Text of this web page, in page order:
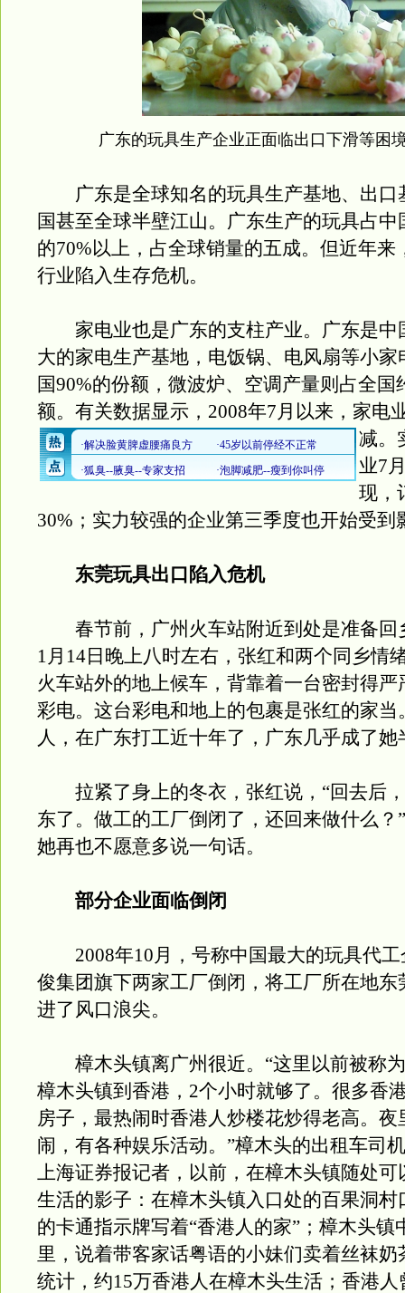
广东的玩具生产企业正面临出口下滑等困
广东是全球知名的玩具生产基地、出口
国甚至全球半壁江山。广东生产的玩具占中
的70%以上，占全球销量的五成。但近年来
行业陷入生存危机。
家电业也是广东的支柱产业。广东是中
大的家电生产基地，电饭锅、电风扇等小家
国90%的份额，微波炉、空调产量则占全国
额。有关数据显示，2008年7月以来，家电
减。
业7
现，
30%；实力较强的企业第三季度也开始受到
东莞玩具出口陷入危机
春节前，广州火车站附近到处是准备回
1月14日晚上八时左右，张红和两个同乡情
火车站外的地上候车，背靠着一台密封得严
彩电。这台彩电和地上的包裹是张红的家当
人，在广东打工近十年了，广东几乎成了她
拉紧了身上的冬衣，张红说，“回去后
东了。做工的工厂倒闭了，还回来做什么？
她再也不愿意多说一句话。
部分企业面临倒闭
2008年10月，号称中国最大的玩具代工
俊集团旗下两家工厂倒闭，将工厂所在地东
进了风口浪尖。
樟木头镇离广州很近。“这里以前被称
樟木头镇到香港，2个小时就够了。很多香
房子，最热闹时香港人炒楼花炒得老高。夜
闹，有各种娱乐活动。”樟木头的出租车司
上海证券报记者，以前，在樟木头镇随处可
生活的影子：在樟木头镇入口处的百果洞村
的卡通指示牌写着“香港人的家”；樟木头镇
里，说着带客家话粤语的小妹们卖着丝袜奶
统计，约15万香港人在樟木头生活；香港